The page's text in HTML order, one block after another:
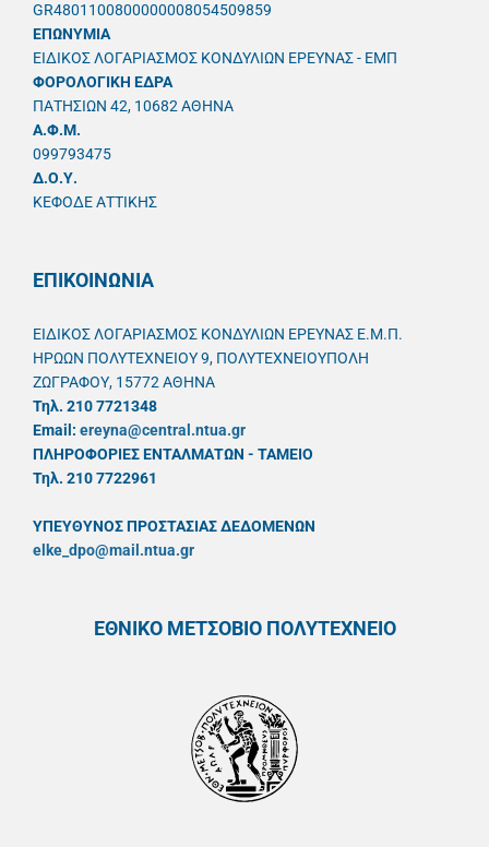
GR4801100800000008054509859
ΕΠΩΝΥΜΙΑ
ΕΙΔΙΚΟΣ ΛΟΓΑΡΙΑΣΜΟΣ ΚΟΝΔΥΛΙΩΝ ΕΡΕΥΝΑΣ - ΕΜΠ
ΦΟΡΟΛΟΓΙΚΗ ΕΔΡΑ
ΠΑΤΗΣΙΩΝ 42, 10682 ΑΘΗΝΑ
A.Φ.Μ.
099793475
Δ.Ο.Υ.
ΚΕΦΟΔΕ ΑΤΤΙΚΗΣ
ΕΠΙΚΟΙΝΩΝΙΑ
ΕΙΔΙΚΟΣ ΛΟΓΑΡΙΑΣΜΟΣ ΚΟΝΔΥΛΙΩΝ ΕΡΕΥΝΑΣ Ε.Μ.Π.
ΗΡΩΩΝ ΠΟΛΥΤΕΧΝΕΙΟΥ 9, ΠΟΛΥΤΕΧΝΕΙΟΥΠΟΛΗ
ΖΩΓΡΑΦΟΥ, 15772 ΑΘΗΝΑ
Τηλ. 210 7721348
Email: ereyna@central.ntua.gr
ΠΛΗΡΟΦΟΡΙΕΣ ΕΝΤΑΛΜΑΤΩΝ - ΤΑΜΕΙΟ
Τηλ. 210 7722961
ΥΠΕΥΘYΝΟΣ ΠΡΟΣΤΑΣΙΑΣ ΔΕΔΟΜΕΝΩΝ
elke_dpo@mail.ntua.gr
ΕΘΝΙΚΟ ΜΕΤΣΟΒΙΟ ΠΟΛΥΤΕΧΝΕΙΟ